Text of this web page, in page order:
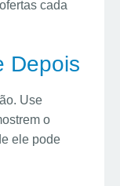
cada
Depois
Use
o
ele pode